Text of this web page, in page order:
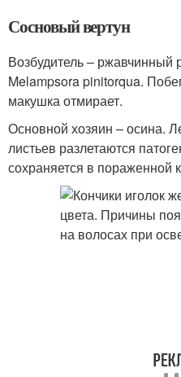
Сосновый вертун
Возбудитель – ржавчинный
Melampsora pinitorqua.
макушка отмирает.
Основной хозяин – осина.
листьев разлетаются
сохраняется в пораженной